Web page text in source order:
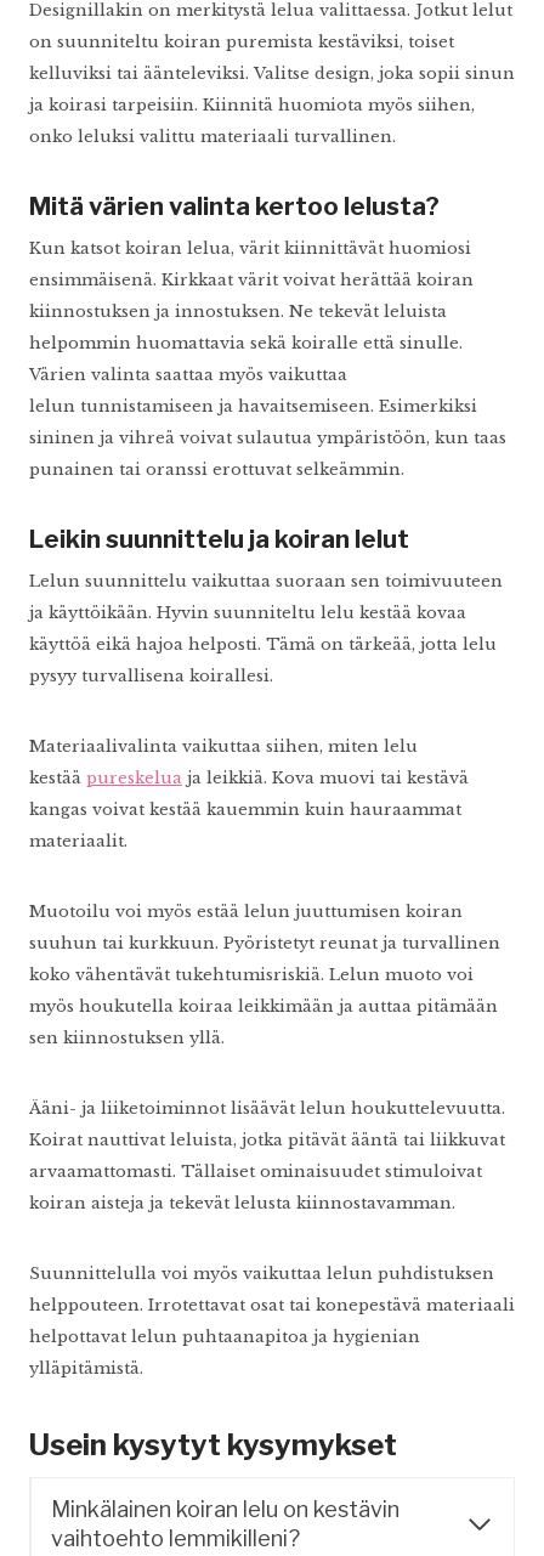
Designillakin on merkitystä lelua valittaessa. Jotkut lelut
on suunniteltu koiran puremista kestäviksi, toiset
kelluviksi tai äänteleviksi. Valitse design, joka sopii sinun
ja koirasi tarpeisiin. Kiinnitä huomiota myös siihen,
onko leluksi valittu materiaali turvallinen.
Mitä värien valinta kertoo lelusta?
Kun katsot koiran lelua, värit kiinnittävät huomiosi
ensimmäisenä. Kirkkaat värit voivat herättää koiran
kiinnostuksen ja innostuksen. Ne tekevät leluista
helpommin huomattavia sekä koiralle että sinulle.
Värien valinta saattaa myös vaikuttaa
lelun tunnistamiseen ja havaitsemiseen. Esimerkiksi
sininen ja vihreä voivat sulautua ympäristöön, kun taas
punainen tai oranssi erottuvat selkeämmin.
Leikin suunnittelu ja koiran lelut
Lelun suunnittelu vaikuttaa suoraan sen toimivuuteen
ja käyttöikään. Hyvin suunniteltu lelu kestää kovaa
käyttöä eikä hajoa helposti. Tämä on tärkeää, jotta lelu
pysyy turvallisena koirallesi.
Materiaalivalinta vaikuttaa siihen, miten lelu
kestää pureskelua ja leikkiä. Kova muovi tai kestävä
kangas voivat kestää kauemmin kuin hauraammat
materiaalit.
Muotoilu voi myös estää lelun juuttumisen koiran
suuhun tai kurkkuun. Pyöristetyt reunat ja turvallinen
koko vähentävät tukehtumisriskiä. Lelun muoto voi
myös houkutella koiraa leikkimään ja auttaa pitämään
sen kiinnostuksen yllä.
Ääni- ja liiketoiminnot lisäävät lelun houkuttelevuutta.
Koirat nauttivat leluista, jotka pitävät ääntä tai liikkuvat
arvaamattomasti. Tällaiset ominaisuudet stimuloivat
koiran aisteja ja tekevät lelusta kiinnostavamman.
Suunnittelulla voi myös vaikuttaa lelun puhdistuksen
helppouteen. Irrotettavat osat tai konepestävä materiaali
helpottavat lelun puhtaanapitoa ja hygienian
ylläpitämistä.
Usein kysytyt kysymykset
Minkälainen koiran lelu on kestävin
vaihtoehto lemmikilleni?